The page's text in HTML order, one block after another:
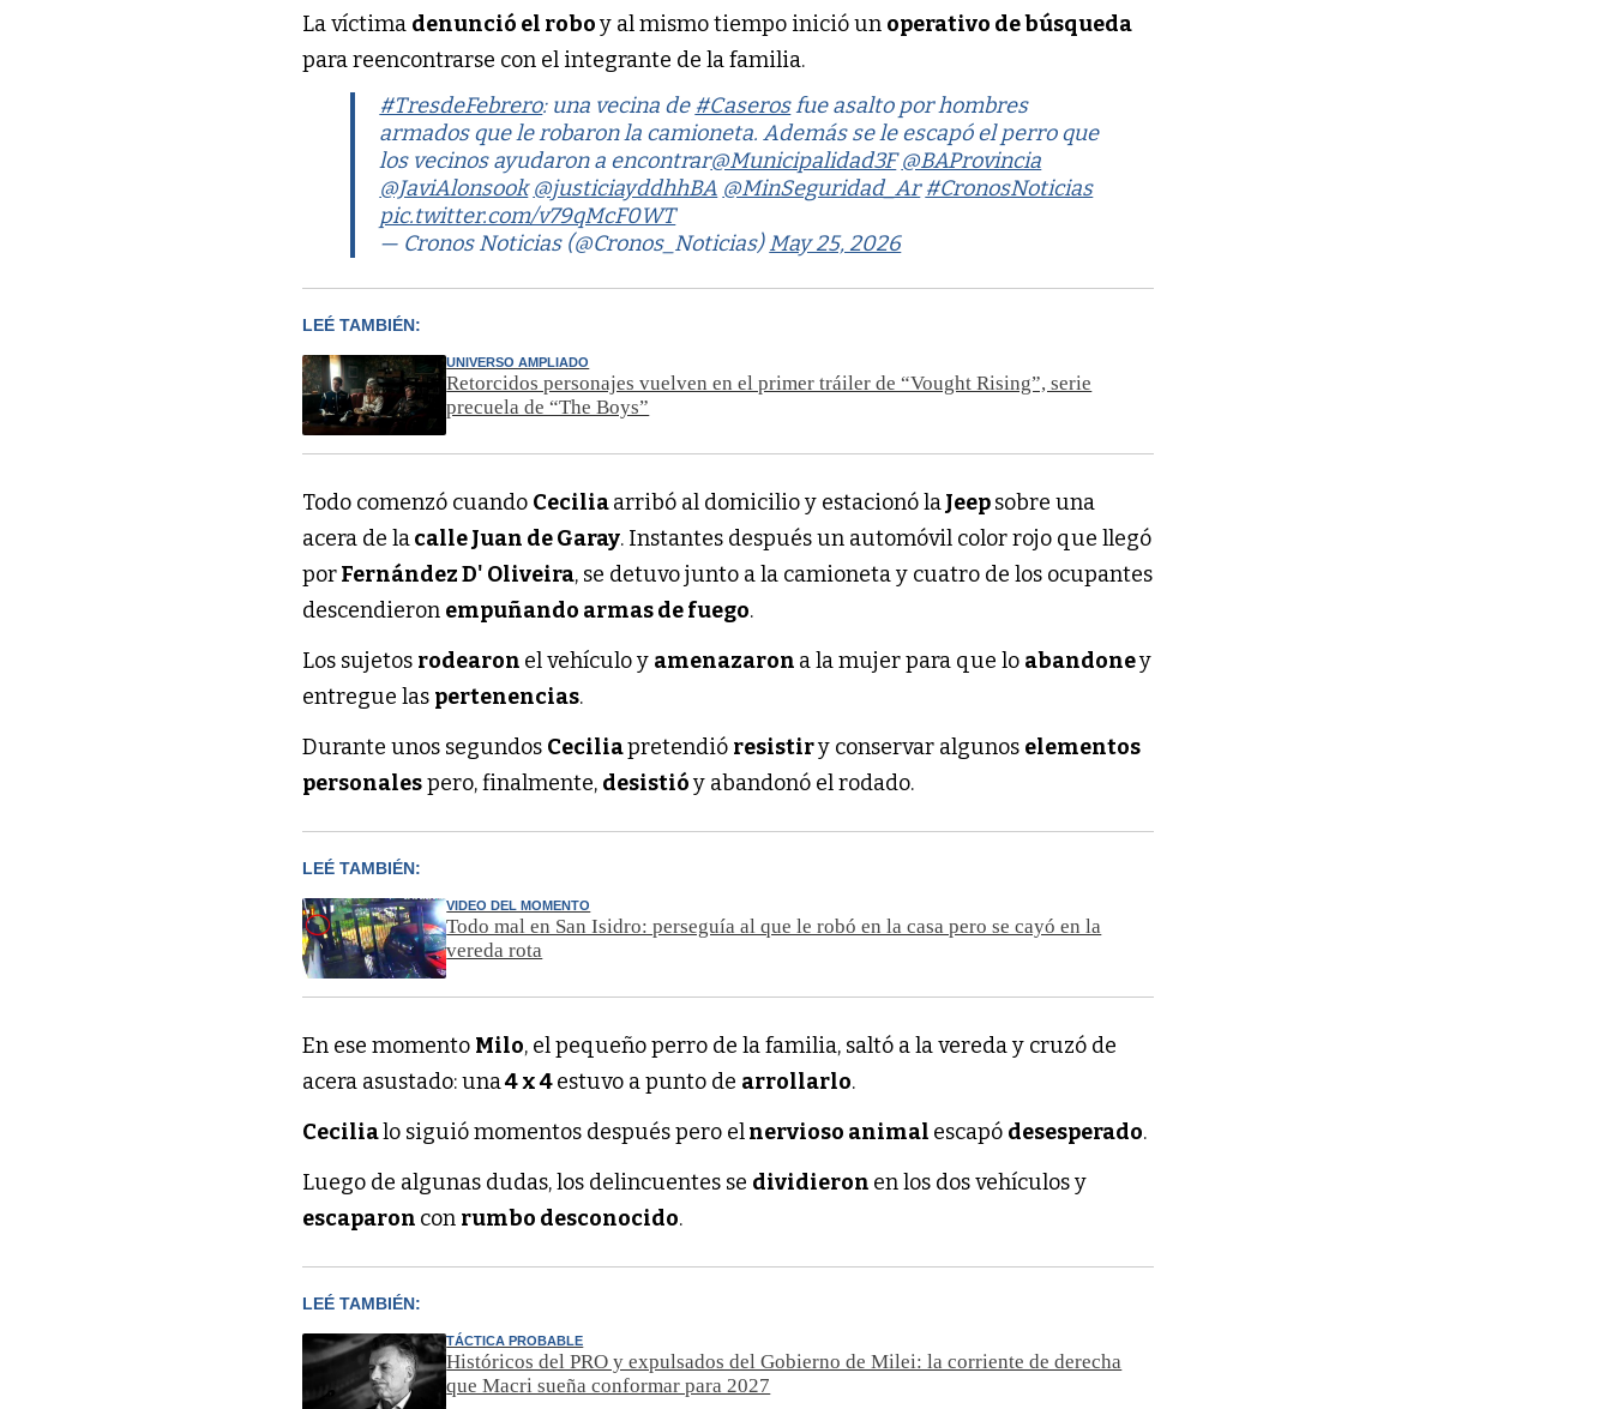
La víctima denunció el roboy al mismo tiempo inició un operativo de búsqueda
para reencontrarse con el integrante de la familia.
#TresdeFebrero: una vecina de #Caserosfue asalto por hombres
armados que le robaron la camioneta. Además se le escapó el perro que
los vecinos ayudaron a encontrar@Municipalidad3F @BAProvincia
@JaviAlonsook @justiciayddhhBA @MinSeguridad_Ar #CronosNoticias
pic.twitter.com/v79qMcF0WT
— Cronos Noticias (@Cronos_Noticias)May 25, 2026
LEÉ TAMBIÉN:
UNIVERSO AMPLIADO
Retorcidos personajes vuelven en el primer tráiler de “Vought Rising”, serie
precuela de “The Boys”
Todo comenzó cuando Ceciliaarribó al domicilio y estacionó laJeepsobre una
acera de lacalle Juan de Garay. Instantes después un automóvil color rojo que llegó
porFernández D' Oliveira, se detuvo junto a la camioneta y cuatro de los ocupantes
descendieron empuñando armas de fuego.
Los sujetos rodearon el vehículo y amenazaron a la mujer para que lo abandoney
entregue las pertenencias.
Durante unos segundos Ceciliapretendió resistiry conservar algunos elementos
personalespero, finalmente, desistióy abandonó el rodado.
LEÉ TAMBIÉN:
VIDEO DEL MOMENTO
Todo mal en San Isidro: perseguía al que le robó en la casa pero se cayó en la
vereda rota
En ese momento Milo, el pequeño perro de la familia, saltó a la vereda y cruzó de
acera asustado: una4 x 4estuvo a punto de arrollarlo.
Cecilialo siguió momentos después pero elnervioso animal escapó desesperado.
Luego de algunas dudas, los delincuentes se dividieron en los dos vehículos y
escaparon con rumbo desconocido.
LEÉ TAMBIÉN:
TÁCTICA PROBABLE
Históricos del PRO y expulsados del Gobierno de Milei: la corriente de derecha
que Macri sueña conformar para 2027